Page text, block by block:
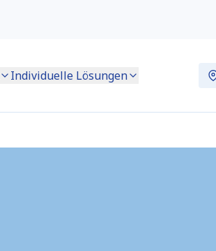
Individuelle Lösungen